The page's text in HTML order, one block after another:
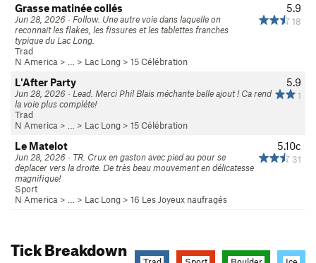
5.9
18
Grasse matinée collés
Jun 28, 2026 · Follow. Une autre voie dans laquelle on
reconnait les flakes, les fissures et les tablettes franches
typique du Lac Long.
Trad
N America > … > Lac Long > 15 Célébration
5.9
1
L'After Party
Jun 28, 2026 · Lead. Merci Phil Blais méchante belle ajout ! Ca rend
la voie plus compléte!
Trad
N America > … > Lac Long > 15 Célébration
5.10c
31
Le Matelot
Jun 28, 2026 · TR. Crux en gaston avec pied au pour se
deplacer vers la droite. De très beau mouvement en délicatesse
magnifique!
Sport
N America > … > Lac Long > 16 Les Joyeux naufragés
Tick Breakdown